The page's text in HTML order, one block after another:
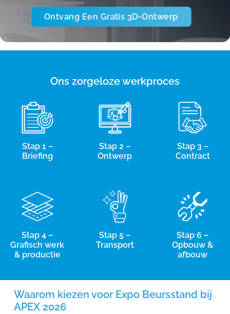
Ontvang Een Gratis 3D-Ontwerp
Ons zorgeloze werkproces
Stap 1 –
Briefing
Stap 2 –
Ontwerp
Stap 3 –
Contract
Stap 4 –
Grafisch werk
& productie
Stap 5 –
Transport
Stap 6 –
Opbouw &
afbouw
Waarom kiezen voor Expo Beursstand bij
APEX 2026